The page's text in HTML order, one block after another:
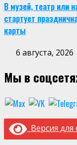
В музей, театр или
стартует
карты
6 августа, 2026
Мы в
Версия